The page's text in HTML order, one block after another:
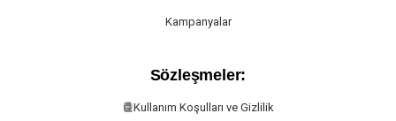
Kampanyalar
Sözleşmeler:
Kullanım Koşulları ve Gizlilik